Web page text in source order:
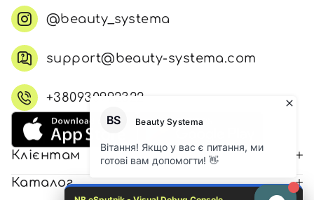
@beauty_systema
support@beauty-systema.com
+380930992322
Клієнтам
Каталог